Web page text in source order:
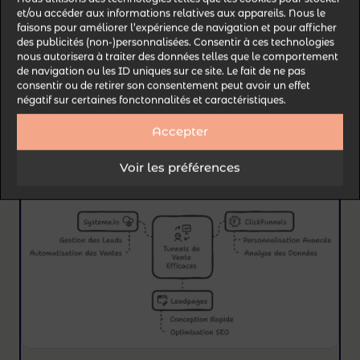
et/ou accéder aux informations relatives aux appareils. Nous le
faisons pour améliorer l’expérience de navigation et pour afficher
des publicités (non-)personnalisées. Consentir à ces technologies
nous autorisera à traiter des données telles que le comportement
de navigation ou les ID uniques sur ce site. Le fait de ne pas
consentir ou de retirer son consentement peut avoir un effet
négatif sur certaines fonctonnalités et caractéristiques.
Accepter
Voir les préférences
Ces outils vous permettront deconcevoir des
tunnels de vente optimiséspour la
conversion, même si vous débutez dans le
domaine.